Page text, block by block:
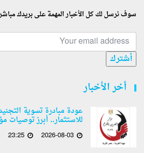
سوف نرسل لك كل الأخبار المهمة على بريدك
أشترك
أخر الأخبار
عودة مبادرة تسوية
للاستثمار.. أبرز توصيات
2026-08-03
23:25